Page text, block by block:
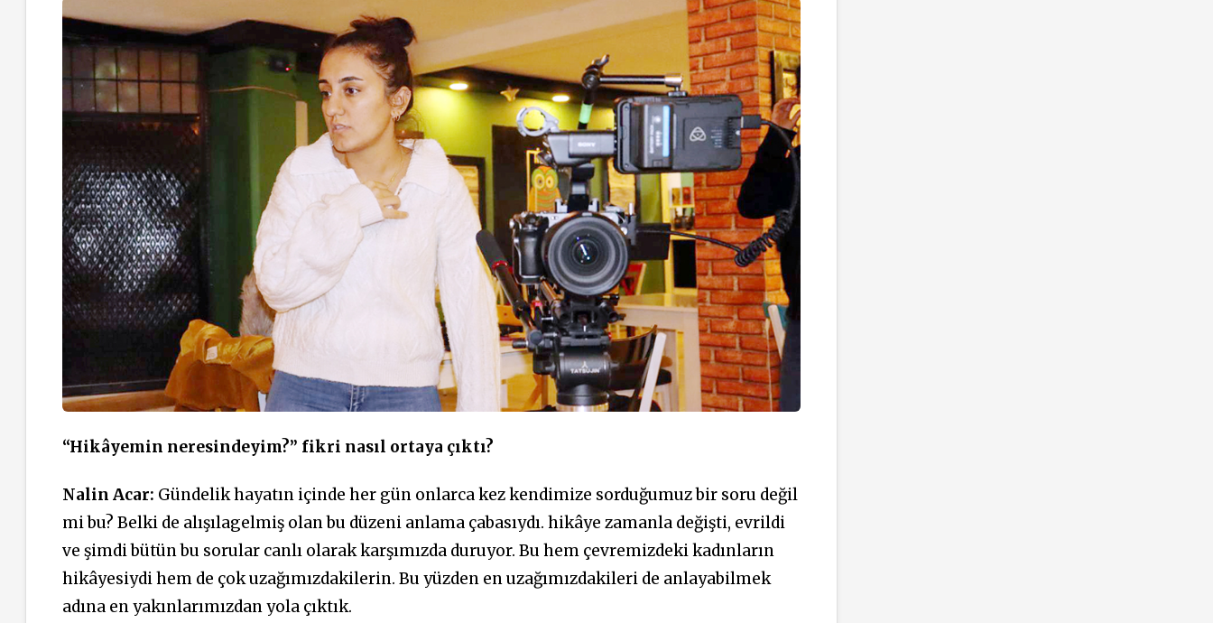
“Hikâyemin neresindeyim?” fikri nasıl ortaya çıktı?
Nalin Acar: Gündelik hayatın içinde her gün onlarca kez kendimize sorduğumuz bir soru değil
mi bu? Belki de alışılagelmiş olan bu düzeni anlama çabasıydı. hikâye zamanla değişti, evrildi
ve şimdi bütün bu sorular canlı olarak karşımızda duruyor. Bu hem çevremizdeki kadınların
hikâyesiydi hem de çok uzağımızdakilerin. Bu yüzden en uzağımızdakileri de anlayabilmek
adına en yakınlarımızdan yola çıktık.